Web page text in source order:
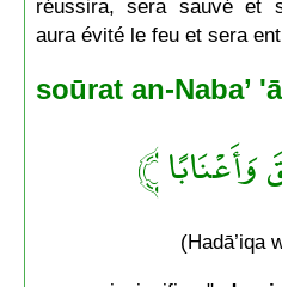
réussira, sera sauvé et
aura évité le feu et sera
soūrat an-Naba’
﴾
(Hadā’iqa